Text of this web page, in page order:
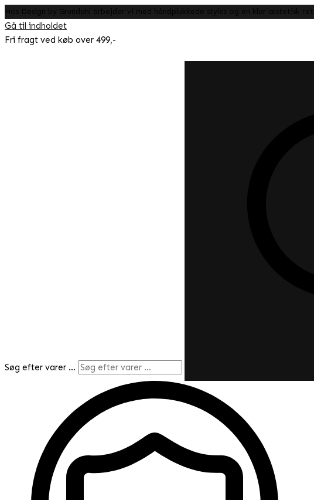
Hos Design by Grundahl arbejder vi med håndplukkede styles og en klar æstetisk
Gå til indholdet
Fri fragt ved køb over 499,-
Søg efter varer …